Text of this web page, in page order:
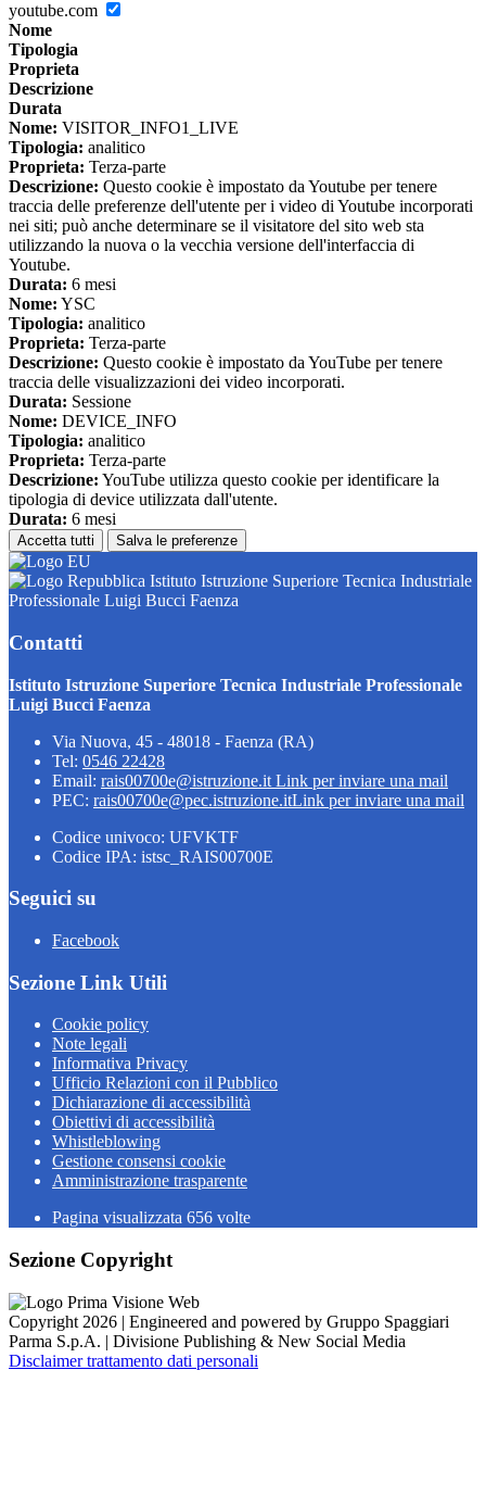
youtube.com
Nome
Tipologia
Proprieta
Descrizione
Durata
Nome: VISITOR_INFO1_LIVE
Tipologia: analitico
Proprieta: Terza-parte
Descrizione: Questo cookie è impostato da Youtube per tenere
traccia delle preferenze dell'utente per i video di Youtube incorporati
nei siti; può anche determinare se il visitatore del sito web sta
utilizzando la nuova o la vecchia versione dell'interfaccia di
Youtube.
Durata: 6 mesi
Nome: YSC
Tipologia: analitico
Proprieta: Terza-parte
Descrizione: Questo cookie è impostato da YouTube per tenere
traccia delle visualizzazioni dei video incorporati.
Durata: Sessione
Nome: DEVICE_INFO
Tipologia: analitico
Proprieta: Terza-parte
Descrizione: YouTube utilizza questo cookie per identificare la
tipologia di device utilizzata dall'utente.
Durata: 6 mesi
Accetta tutti Salva le preferenze
Istituto Istruzione Superiore Tecnica Industriale
Professionale Luigi Bucci Faenza
Contatti
Istituto Istruzione Superiore Tecnica Industriale Professionale
Luigi Bucci Faenza
Via Nuova, 45 - 48018 - Faenza (RA)
Tel: 0546 22428
Email: rais00700e@istruzione.it Link per inviare una mail
PEC: rais00700e@pec.istruzione.itLink per inviare una mail
Codice univoco: UFVKTF
Codice IPA: istsc_RAIS00700E
Seguici su
Facebook
Sezione Link Utili
Cookie policy
Note legali
Informativa Privacy
Ufficio Relazioni con il Pubblico
Dichiarazione di accessibilità
Obiettivi di accessibilità
Whistleblowing
Gestione consensi cookie
Amministrazione trasparente
Pagina visualizzata 656 volte
Sezione Copyright
Copyright 2026 | Engineered and powered by Gruppo Spaggiari
Parma S.p.A. | Divisione Publishing & New Social Media
Disclaimer trattamento dati personali